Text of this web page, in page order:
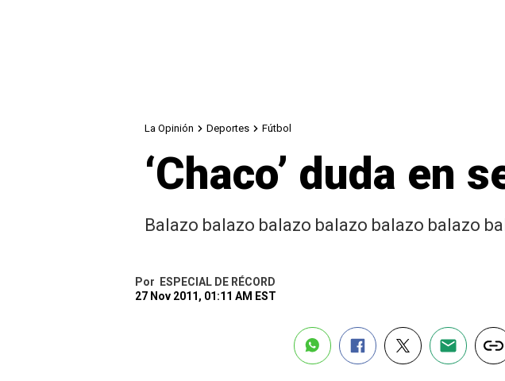
La Opinión Deportes Fútbol
‘Chaco’ duda en
Balazo balazo balazo balazo balazo balazo
Por
ESPECIAL DE RÉCORD
27 Nov 2011, 01:11 AM EST